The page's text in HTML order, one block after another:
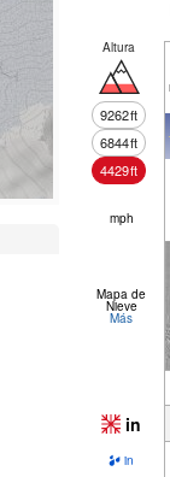
Altura
9262ft
6844ft
4429ft
mph
Mapa de
Nieve
Más
in
in